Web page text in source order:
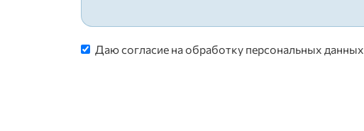
Даю согласие на обработку персональных данных